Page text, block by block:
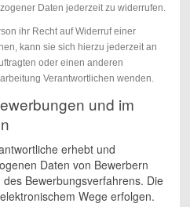
Daten jederzeit zu widerrufen.
ihr Recht auf Widerruf einer
kann sie sich hierzu jederzeit an
oder einen anderen
Verantwortlichen wenden.
und im
erhebt und
Daten von Bewerbern
Bewerbungsverfahrens. Die
Wege erfolgen.